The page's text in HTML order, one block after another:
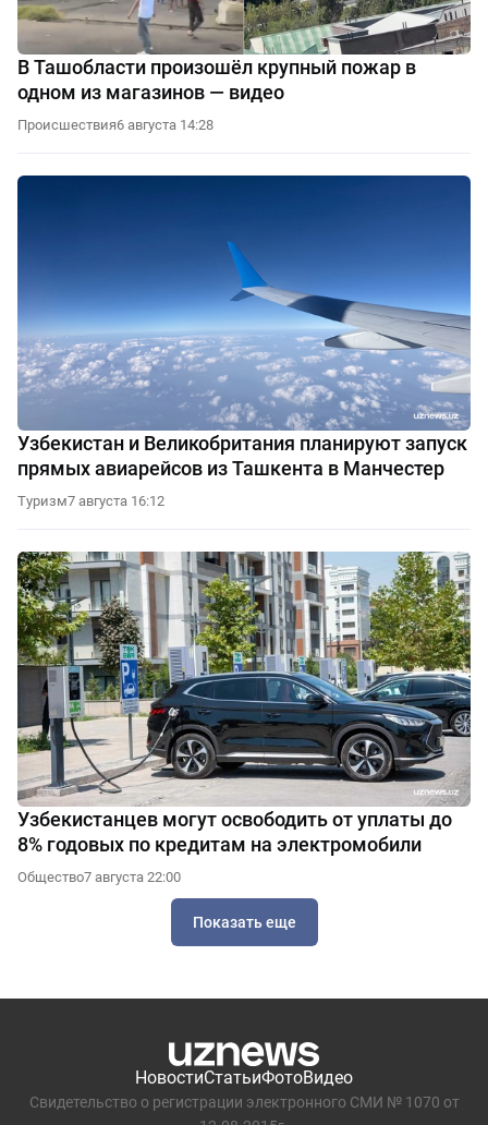
В Ташобласти произошёл крупный пожар в
одном из магазинов — видео
Происшествия6 августа 14:28
Узбекистан и Великобритания планируют запуск
прямых авиарейсов из Ташкента в Манчестер
Туризм7 августа 16:12
Узбекистанцев могут освободить от уплаты до
8% годовых по кредитам на электромобили
Общество7 августа 22:00
Показать еще
НовостиСтатьиФотоВидео
Свидетельство о регистрации электронного СМИ № 1070 от